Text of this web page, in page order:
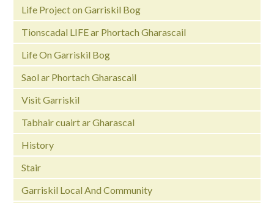
Life Project on Garriskil Bog
Tionscadal LIFE ar Phortach Gharascail
Life On Garriskil Bog
Saol ar Phortach Gharascail
Visit Garriskil
Tabhair cuairt ar Gharascal
History
Stair
Garriskil Local And Community